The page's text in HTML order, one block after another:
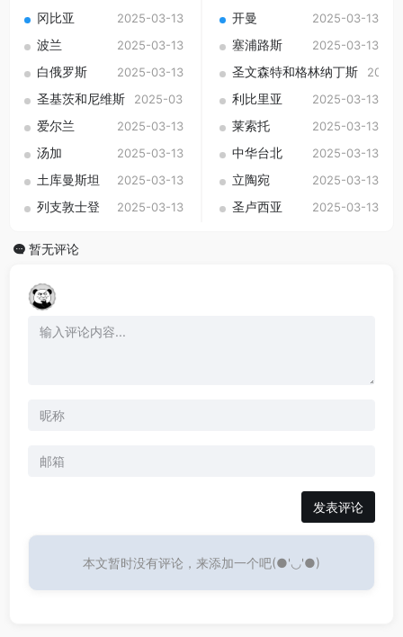
冈比亚 2025-03-13 开曼 2025-03-13
波兰 2025-03-13 塞浦路斯 2025-03-13
白俄罗斯 2025-03-13 圣文森特和格林纳丁斯
圣基茨和尼维斯 2025-03-13 利比里亚 2025-03-13
爱尔兰 2025-03-13 莱索托 2025-03-13
汤加 2025-03-13 中华台北 2025-03-13
土库曼斯坦 2025-03-13 立陶宛 2025-03-13
列支敦士登 2025-03-13 圣卢西亚 2025-03-13
暂无评论
发表评论
本文暂时没有评论，来添加一个吧(●'◡'●)